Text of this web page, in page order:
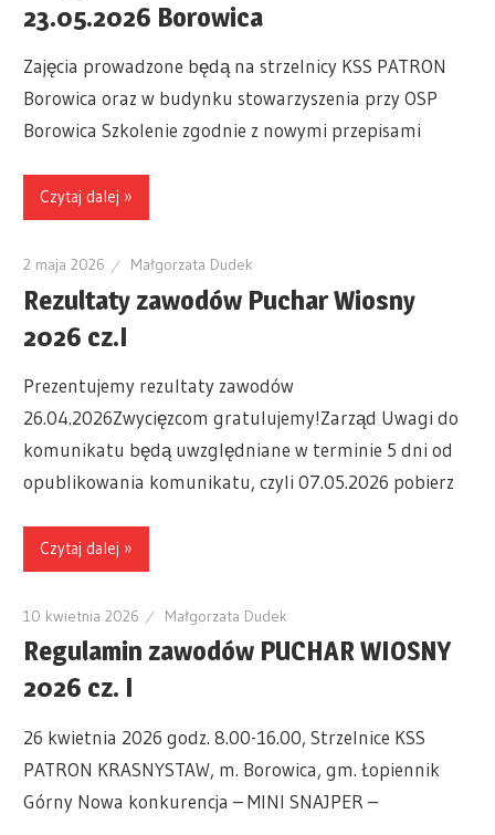
23.05.2026 Borowica
Zajęcia prowadzone będą na strzelnicy KSS PATRON
Borowica oraz w budynku stowarzyszenia przy OSP
Borowica Szkolenie zgodnie z nowymi przepisami
Czytaj dalej »
2 maja 2026 Małgorzata Dudek
Rezultaty zawodów Puchar Wiosny
2026 cz.I
Prezentujemy rezultaty zawodów
26.04.2026Zwycięzcom gratulujemy!Zarząd Uwagi do
komunikatu będą uwzględniane w terminie 5 dni od
opublikowania komunikatu, czyli 07.05.2026 pobierz
Czytaj dalej »
10 kwietnia 2026 Małgorzata Dudek
Regulamin zawodów PUCHAR WIOSNY
2026 cz. I
26 kwietnia 2026 godz. 8.00-16.00, Strzelnice KSS
PATRON KRASNYSTAW, m. Borowica, gm. Łopiennik
Górny Nowa konkurencja – MINI SNAJPER –